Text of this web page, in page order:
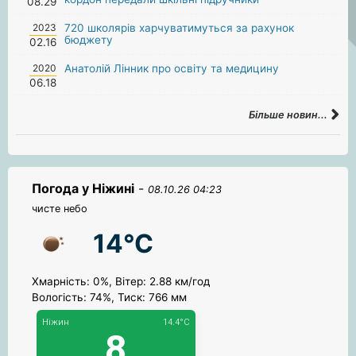
2023
02.16
720 школярів харчуватимуться за рахунок
бюджету
2020
06.18
Анатолій Лінник про освіту та медицину
Більше новин...
Погода у Ніжині - 08.10.26 04:23
чисте небо
14°C
Хмарність: 0%, Вітер: 2.88 км/год
Вологість: 74%, Тиск: 766 мм